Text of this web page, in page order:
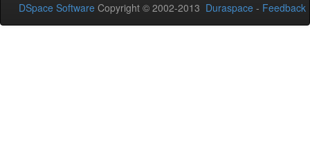
DSpace Software Copyright © 2002-2013 Duraspace - Feedback